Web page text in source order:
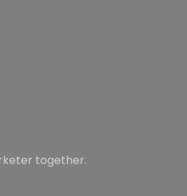
together.